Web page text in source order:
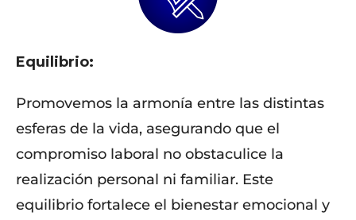
Equilibrio:
Promovemos la armonía entre las distintas
esferas de la vida, asegurando que el
compromiso laboral no obstaculice la
realización personal ni familiar. Este
equilibrio fortalece el bienestar emocional y